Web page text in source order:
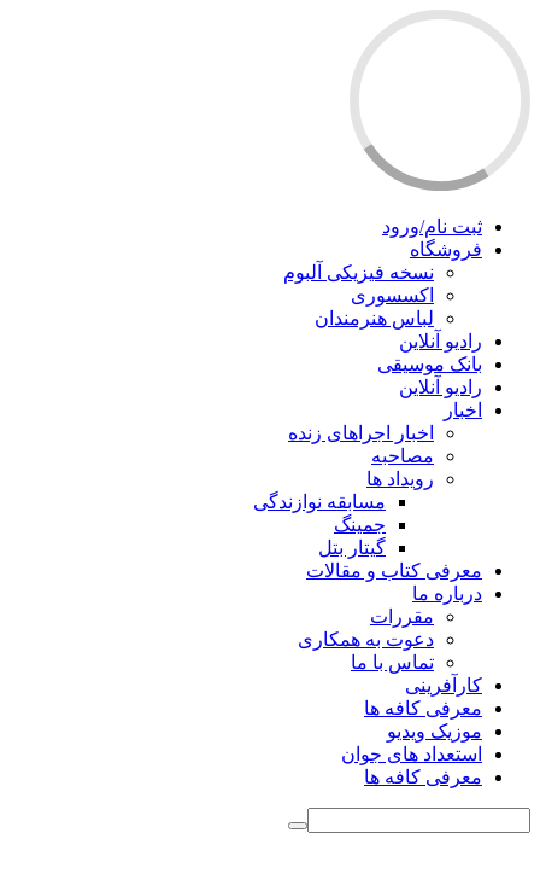
ثبت نام/ورود
فروشگاه
نسخه فیزیکی آلبوم
اکسسوری
لباس هنرمندان
رادیو آنلاین
بانک موسیقی
رادیو آنلاین
اخبار
اخبار اجراهای زنده
مصاحبه
رویداد ها
مسابقه نوازندگی
جمینگ
گیتار بتل
معرفی کتاب و مقالات
درباره ما
مقررات
دعوت به همکاری
تماس با ما
کارآفرینی
معرفی کافه ها
موزیک ویدیو
استعداد های جوان
معرفی کافه ها